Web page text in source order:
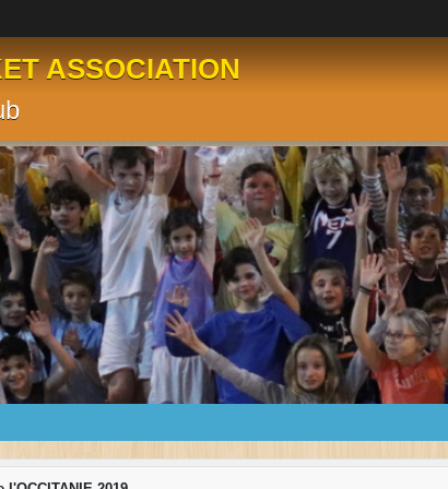
ASSOCIATION